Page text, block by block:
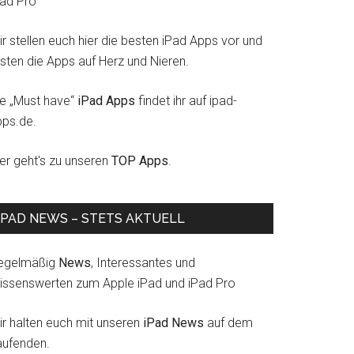
stellen euch hier die besten iPad Apps vor und
die Apps auf Herz und Nieren.
„Must have“ iPad Apps findet ihr auf ipad-
geht's zu unseren TOP Apps.
NEWS – STETS AKTUELL
News, Interessantes und
zum Apple iPad und iPad Pro
halten euch mit unseren iPad News auf dem